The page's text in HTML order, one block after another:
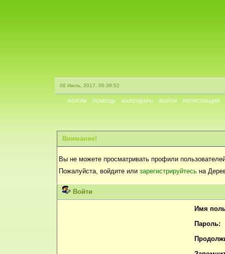
06 Июль, 2017, 06:38:52
ФОРУМ ПОМОЩЬ КАЛЕНДАРЬ ВОЙТИ РЕГИСТРАЦИЯ
Внимание!
Вы не можете просматривать профили
Пожалуйста, войдите или зарегистрируйтесь на
Войти
Имя
Пароль: